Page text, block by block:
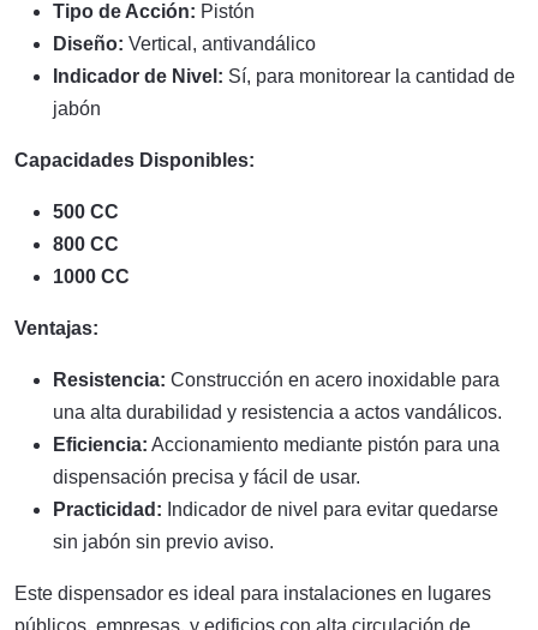
Tipo de Acción: Pistón
Diseño: Vertical, antivandálico
Indicador de Nivel: Sí, para monitorear la cantidad de
jabón
Capacidades Disponibles:
500 CC
800 CC
1000 CC
Ventajas:
Resistencia: Construcción en acero inoxidable para
una alta durabilidad y resistencia a actos vandálicos.
Eficiencia: Accionamiento mediante pistón para una
dispensación precisa y fácil de usar.
Practicidad: Indicador de nivel para evitar quedarse
sin jabón sin previo aviso.
Este dispensador es ideal para instalaciones en lugares
públicos, empresas, y edificios con alta circulación de